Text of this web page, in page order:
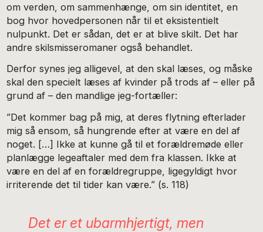
om verden, om sammenhænge, om sin identitet, en
bog hvor hovedpersonen når til et eksistentielt
nulpunkt. Det er sådan, det er at blive skilt. Det har
andre skilsmisseromaner også behandlet.
Derfor synes jeg alligevel, at den skal læses, og måske
skal den specielt læses af kvinder på trods af – eller på
grund af – den mandlige jeg-fortæller:
”Det kommer bag på mig, at deres flytning efterlader
mig så ensom, så hungrende efter at være en del af
noget. […] Ikke at kunne gå til et forældremøde eller
planlægge legeaftaler med dem fra klassen. Ikke at
være en del af en forældregruppe, ligegyldigt hvor
irriterende det til tider kan være.” (s. 118)
Det er et ubarmhjertigt, men